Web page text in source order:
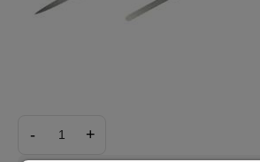
PROSTE ZAKRZYWIONE
-
+